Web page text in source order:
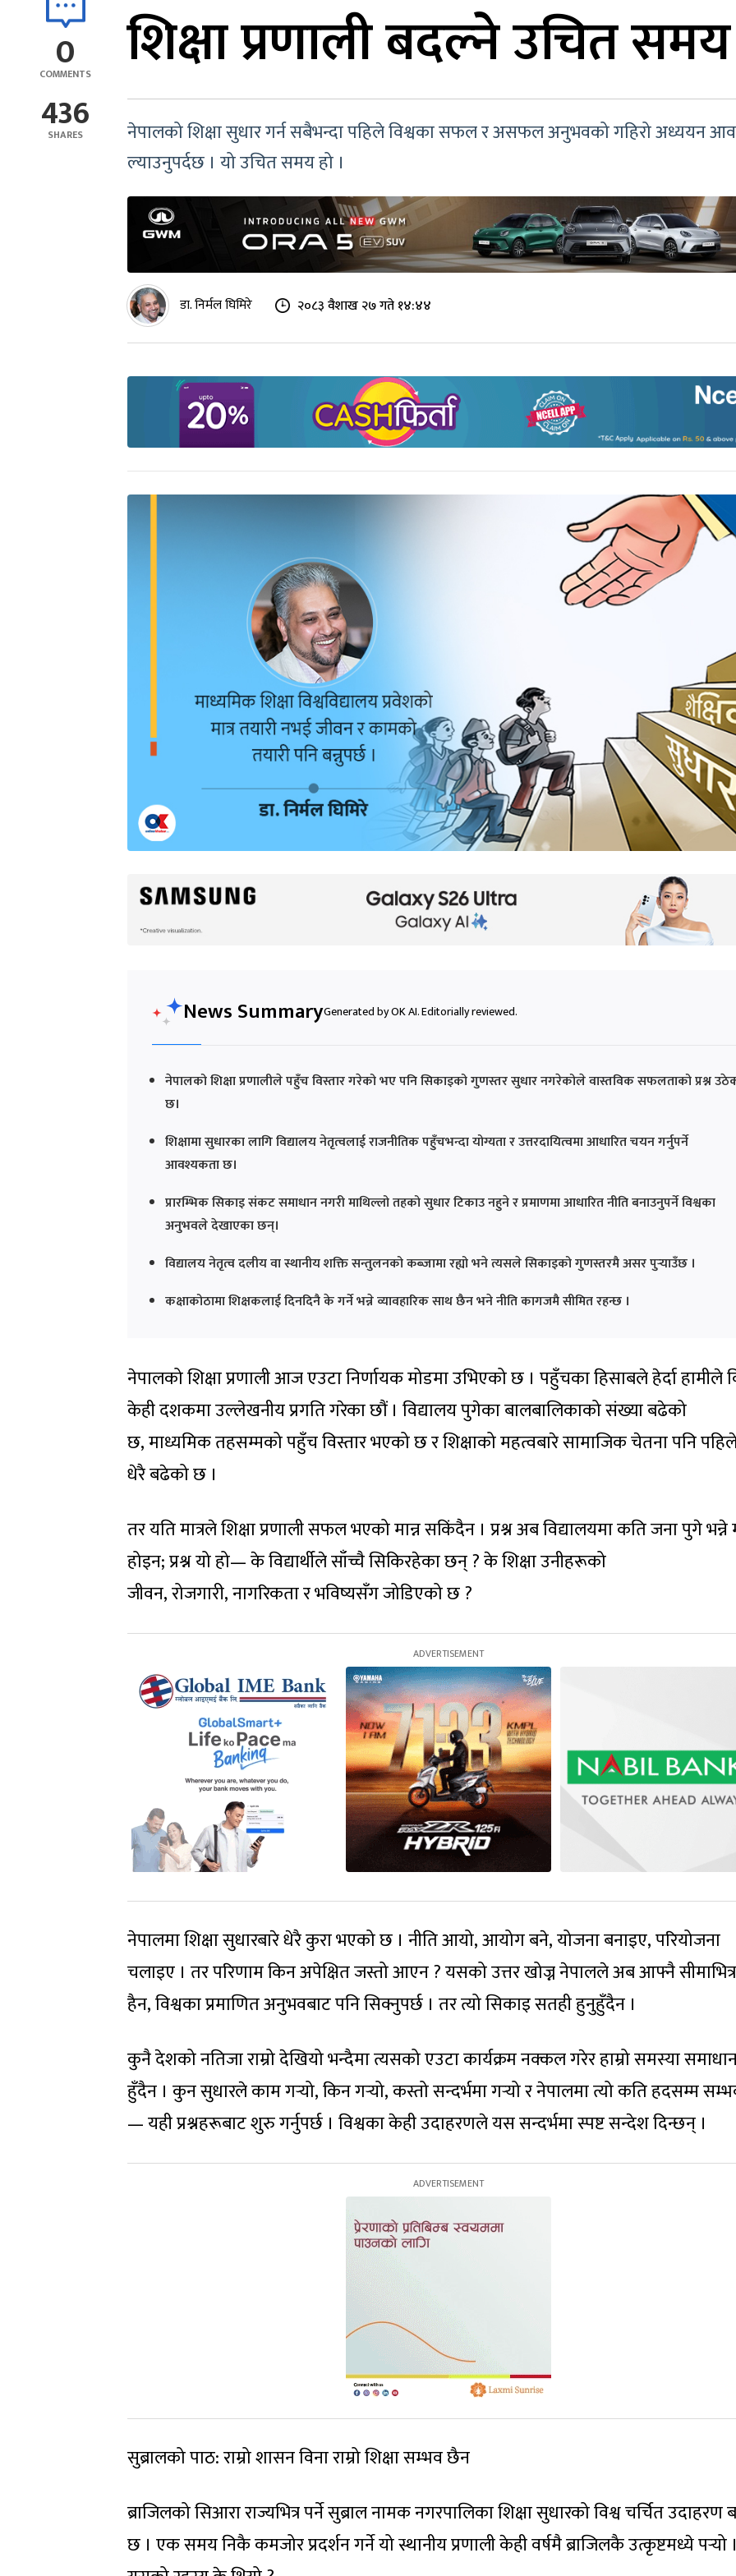
0
COMMENTS
436
SHARES
शिक्षा प्रणाली बदल्ने उचित समय
नेपालको शिक्षा सुधार गर्न सबैभन्दा पहिले विश्वका सफल र असफल अनुभवको गहिरो अध्ययन
ल्याउनुपर्दछ । यो उचित समय हो ।
डा. निर्मल घिमिरे २०८३ वैशाख २७ गते १४:४४
News SummaryGenerated by OK AI. Editorially reviewed.
नेपालको शिक्षा प्रणालीले पहुँच विस्तार गरेको भए पनि सिकाइको गुणस्तर सुधार नगरेकोले वास्तविक सफलताको प्रश्न
छ।
शिक्षामा सुधारका लागि विद्यालय नेतृत्वलाई राजनीतिक पहुँचभन्दा योग्यता र उत्तरदायित्वमा आधारित चयन गर्नुपर्ने
आवश्यकता छ।
प्रारम्भिक सिकाइ संकट समाधान नगरी माथिल्लो तहको सुधार टिकाउ नहुने र प्रमाणमा आधारित नीति बनाउनुपर्ने विश्वका
अनुभवले देखाएका छन्।
विद्यालय नेतृत्व दलीय वा स्थानीय शक्ति सन्तुलनको कब्जामा रह्यो भने त्यसले सिकाइको गुणस्तरमै असर पुर्‍याउँछ ।
कक्षाकोठामा शिक्षकलाई दिनदिनै के गर्ने भन्ने व्यावहारिक साथ छैन भने नीति कागजमै सीमित रहन्छ ।
नेपालको शिक्षा प्रणाली आज एउटा निर्णायक मोडमा उभिएको छ । पहुँचका हिसाबले हेर्दा हामीले
केही दशकमा उल्लेखनीय प्रगति गरेका छौं । विद्यालय पुगेका बालबालिकाको संख्या बढेको
छ,माध्यमिक तहसम्मको पहुँच विस्तार भएको छ र शिक्षाको महत्वबारे सामाजिक चेतना पनि
धेरै बढेको छ ।
तर यति मात्रले शिक्षा प्रणाली सफल भएको मान्न सकिंदैन । प्रश्न अब विद्यालयमा कति जना पुगे भन्ने
होइन;प्रश्न यो हो— के विद्यार्थीले साँच्चै सिकिरहेका छन्?के शिक्षा उनीहरूको
जीवन,रोजगारी,नागरिकता र भविष्यसँग जोडिएको छ?
नेपालमा शिक्षा सुधारबारे धेरै कुरा भएको छ । नीति आयो,आयोग बने,योजना बनाइए,परियोजना
चलाइए । तर परिणाम किन अपेक्षित जस्तो आएन?यसको उत्तर खोज्न नेपालले अब आफ्नै सीमाभित्र
हैन,विश्वका प्रमाणित अनुभवबाट पनि सिक्नुपर्छ । तर त्यो सिकाइ सतही हुनुहुँदैन ।
कुनै देशको नतिजा राम्रो देखियो भन्दैमा त्यसको एउटा कार्यक्रम नक्कल गरेर हाम्रो समस्या
हुँदैन । कुन सुधारले काम गर्‍यो,किन गर्‍यो,कस्तो सन्दर्भमा गर्‍यो र नेपालमा त्यो कति हदसम्म
— यही प्रश्नहरूबाट शुरु गर्नुपर्छ । विश्वका केही उदाहरणले यस सन्दर्भमा स्पष्ट सन्देश दिन्छन् ।
सुब्रालको पाठ: राम्रो शासन विना राम्रो शिक्षा सम्भव छैन
ब्राजिलको सिआरा राज्यभित्र पर्ने सुब्राल नामक नगरपालिका शिक्षा सुधारको विश्व चर्चित उदाहरण
छ । एक समय निकै कमजोर प्रदर्शन गर्ने यो स्थानीय प्रणाली केही वर्षमै ब्राजिलकै उत्कृष्टमध्ये पर्‍यो